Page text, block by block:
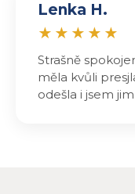
Lenka H.
★ ★ ★ ★ ★
Strašně
měla kvůli
odešla i jsem